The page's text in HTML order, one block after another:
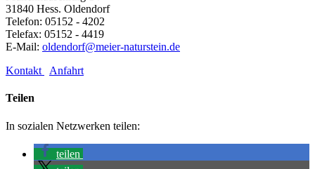
31840 Hess. Oldendorf
Telefon: 05152 - 4202
Telefax: 05152 - 4419
E-Mail: oldendorf@meier-naturstein.de
Kontakt
Anfahrt
Teilen
In sozialen Netzwerken teilen:
teilen